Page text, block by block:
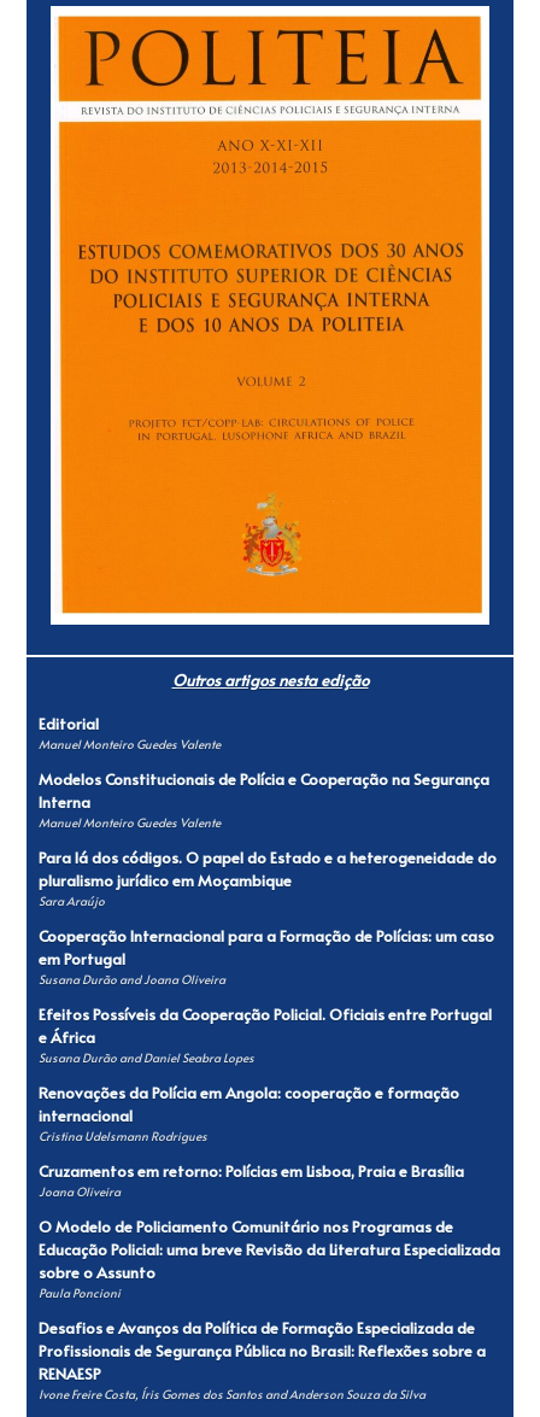
Outros artigos nesta edição
Editorial
Manuel Monteiro Guedes Valente
Modelos Constitucionais de Polícia e Cooperação na Segurança
Interna
Manuel Monteiro Guedes Valente
Para lá dos códigos. O papel do Estado e a heterogeneidade do
pluralismo jurídico em Moçambique
Sara Araújo
Cooperação Internacional para a Formação de Polícias: um caso
em Portugal
Susana Durão and Joana Oliveira
Efeitos Possíveis da Cooperação Policial. Oficiais entre Portugal
e África
Susana Durão and Daniel Seabra Lopes
Renovações da Polícia em Angola: cooperação e formação
internacional
Cristina Udelsmann Rodrigues
Cruzamentos em retorno: Polícias em Lisboa, Praia e Brasília
Joana Oliveira
O Modelo de Policiamento Comunitário nos Programas de
Educação Policial: uma breve Revisão da Literatura Especializada
sobre o Assunto
Paula Poncioni
Desafios e Avanços da Política de Formação Especializada de
Profissionais de Segurança Pública no Brasil: Reflexões sobre a
RENAESP
Ivone Freire Costa, Íris Gomes dos Santos and Anderson Souza da Silva